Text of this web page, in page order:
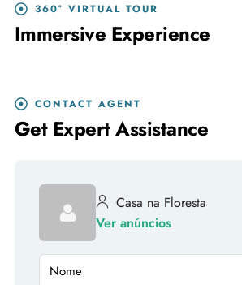
360° VIRTUAL TOUR
Immersive Experience
CONTACT AGENT
Get Expert Assistance
Casa na Floresta
Ver anúncios